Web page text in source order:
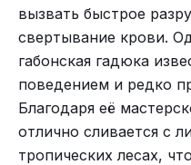
вызвать быстрое
свертывание крови.
габонская гадюка
поведением и редко
Благодаря её
отлично сливается с
тропических лесах,